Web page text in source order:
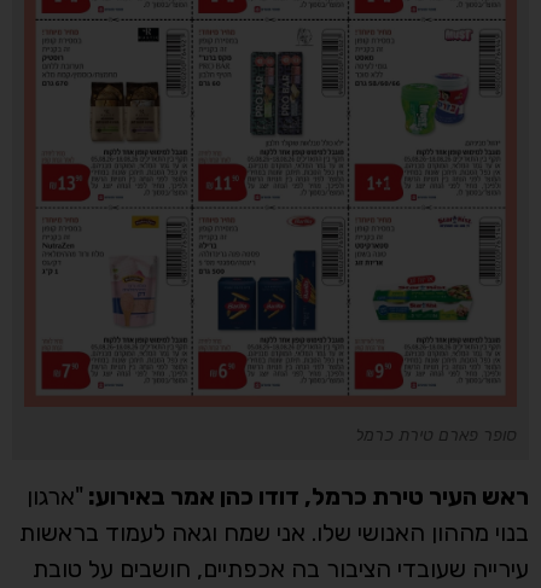
סופר פארם טירת כרמל
ראש העיר טירת כרמל, דודו כהן אמר באירוע: "ארגון
בנוי מההון האנושי שלו. אני שמח וגאה לעמוד בראשות
עירייה שעובדי הציבור בה אכפתיים, חושבים על טובת